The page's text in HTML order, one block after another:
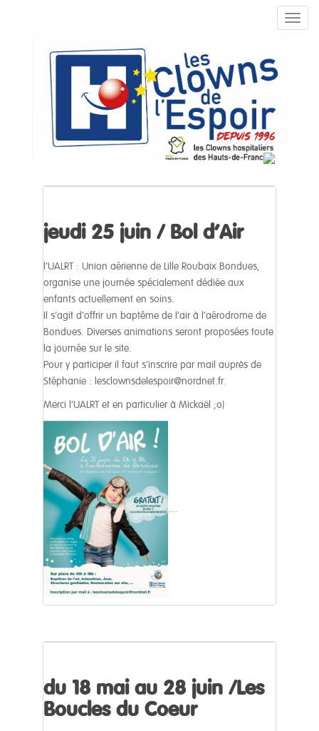
jeudi 25 juin / Bol d’Air
l’UALRT : Union aérienne de Lille Roubaix Bondues,
organise une journée spécialement dédiée aux
enfants actuellement en soins.
Il s’agit d’offrir un baptême de l’air à l’aérodrome de
Bondues. Diverses animations seront proposées toute
la journée sur le site.
Pour y participer il faut s’inscrire par mail auprès de
Stéphanie : lesclownsdelespoir@nordnet.fr.
Merci l’UALRT et en particulier à Mickaël ;o)
…
du 18 mai au 28 juin /Les
Boucles du Coeur